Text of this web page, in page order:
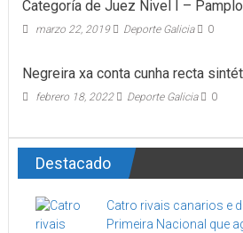
Categoría de Juez Nivel I –
marzo 22, 2019 Deporte Galicia 0
Negreira xa conta cunha recta
febrero 18, 2022 Deporte Galicia 0
Destacado
Catro rivais canarios e
Primeira Nacional que